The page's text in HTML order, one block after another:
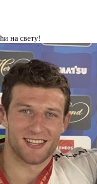
на свету!